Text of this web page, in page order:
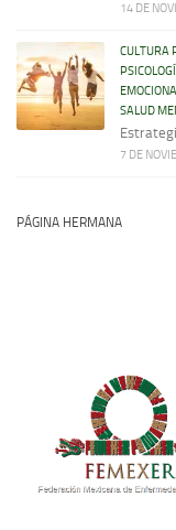
14 DE
CULTURA
SALUD
7 DE
PÁGINA HERMANA